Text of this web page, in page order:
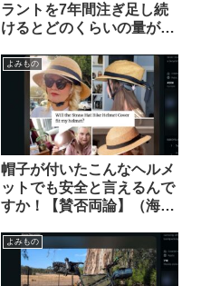
ラントを7年間注ぎ足し続
けるとどのくらいの量が溜
ら）
よみもの
帽子が付いたこんなヘルメ
ットでも安全と言えるんで
すか！【賛否両論】（海外
よみもの